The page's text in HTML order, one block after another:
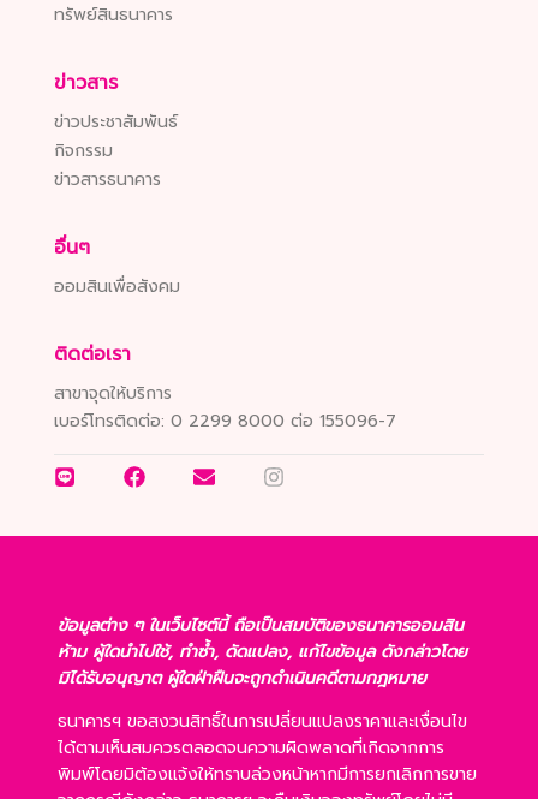
ทรัพย์สินธนาคาร
ข่าวสาร
ข่าวประชาสัมพันธ์
กิจกรรม
ข่าวสารธนาคาร
อื่นๆ
ออมสินเพื่อสังคม
ติดต่อเรา
สาขาจุดให้บริการ
เบอร์โทรติดต่อ: 0 2299 8000 ต่อ 155096-7
ข้อมูลต่าง ๆ ในเว็บไซต์นี้ ถือเป็นสมบัติของธนาคารออมสิน
ห้าม ผู้ใดนำไปใช้, ทำซ้ำ, ดัดแปลง, แก้ไขข้อมูล ดังกล่าวโดย
มิได้รับอนุญาต ผู้ใดฝ่าฝืนจะถูกดำเนินคดีตามกฎหมาย
ธนาคารฯ ขอสงวนสิทธิ์ในการเปลี่ยนแปลงราคาและเงื่อนไข
ได้ตามเห็นสมควรตลอดจนความผิดพลาดที่เกิดจากการ
พิมพ์โดยมิต้องแจ้งให้ทราบล่วงหน้าหากมีการยกเลิกการขาย